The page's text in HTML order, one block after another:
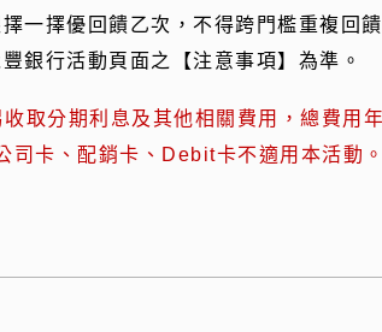
一擇優回饋乙次，不得跨門檻重複回饋
銀行活動頁面之【注意事項】為準。
取分期利息及其他相關費用，總費用
司卡、配銷卡、Debit卡不適用本活動。